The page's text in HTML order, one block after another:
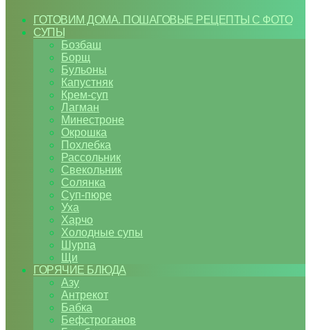
ГОТОВИМ ДОМА. ПОШАГОВЫЕ РЕЦЕПТЫ С ФОТО
СУПЫ
Бозбаш
Борщ
Бульоны
Капустняк
Крем-суп
Лагман
Минестроне
Окрошка
Похлебка
Рассольник
Свекольник
Солянка
Суп-пюре
Уха
Харчо
Холодные супы
Шурпа
Щи
ГОРЯЧИЕ БЛЮДА
Азу
Антрекот
Бабка
Бефстроганов